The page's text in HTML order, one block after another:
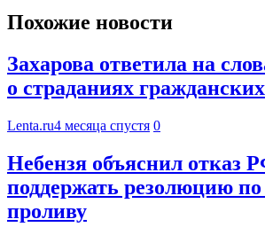
Похожие новости
Захарова ответила на
о страданиях гражданских
Lenta.ru4 месяца спустя 0
Небензя объяснил отказ
поддержать резолюцию
проливу